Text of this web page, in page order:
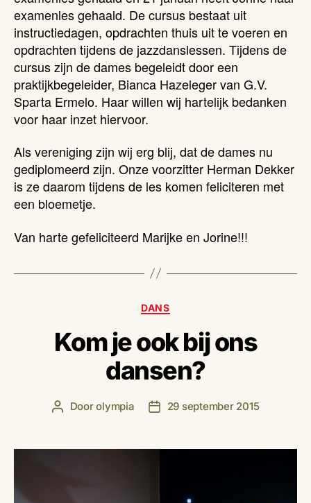
examenles gehaald. De cursus bestaat uit
instructiedagen, opdrachten thuis uit te voeren en
opdrachten tijdens de jazzdanslessen. Tijdens de
cursus zijn de dames begeleidt door een
praktijkbegeleider, Bianca Hazeleger van G.V.
Sparta Ermelo. Haar willen wij hartelijk bedanken
voor haar inzet hiervoor.
Als vereniging zijn wij erg blij, dat de dames nu
gediplomeerd zijn. Onze voorzitter Herman Dekker
is ze daarom tijdens de les komen feliciteren met
een bloemetje.
Van harte gefeliciteerd Marijke en Jorine!!!
Categorieën
DANS
Kom je ook bij ons
dansen?
Berichtauteur
Doorolympia Berichtdatum
29 september 2015